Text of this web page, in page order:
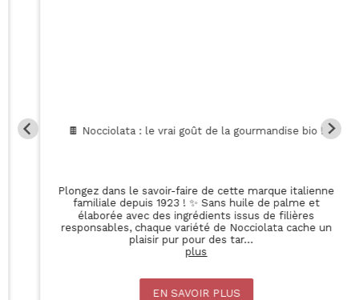
Les raclettes font leur grand retour ! 🧀
Chez Färm, on a tout ce qu’il faut pour des soirées
raclettes de QUA-LI-TÉ 🔥🧀 La raclette de La Dent
du Chat (Savoie) vous attend en pack 400g (nature ou
trio) ou en roue pour les vrais champions. Pssst… pour
les vegan, pensez...
plus
EN SAVOIR PLUS